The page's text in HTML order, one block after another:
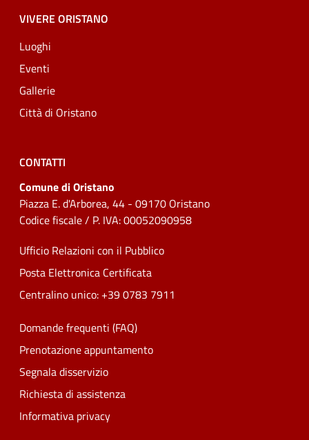
VIVERE ORISTANO
Luoghi
Eventi
Gallerie
Città di Oristano
CONTATTI
Comune di Oristano
Piazza E. d'Arborea, 44 - 09170 Oristano
Codice fiscale / P. IVA: 00052090958
Ufficio Relazioni con il Pubblico
Posta Elettronica Certificata
Centralino unico: +39 0783 7911
Domande frequenti (FAQ)
Prenotazione appuntamento
Segnala disservizio
Richiesta di assistenza
Informativa privacy